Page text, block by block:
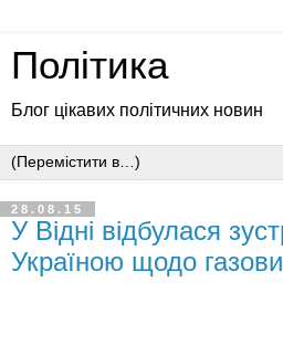
Політика
Блог цікавих політичних новин
28.08.15
У Відні відбулася
Україною щодо